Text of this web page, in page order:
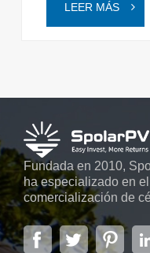
LEER MÁS
Fundada en 2010,
ha especializado en
comercialización de
y sistemas de
la capital de la
superficie de 6.000